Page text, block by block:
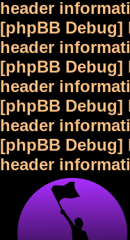
header
[phpBB Debug]
header
[phpBB Debug]
header
[phpBB Debug]
header
[phpBB Debug]
header